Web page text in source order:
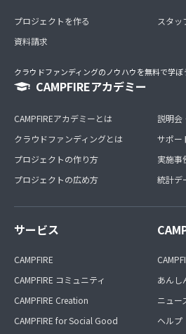
プロジェクトを作る
資料請求
スタッ
クラウドファンディングのノウハウを無料で学ぼ
CAMPFIREアカデミー
CAMPFIREアカデミーとは
クラウドファンディングとは
プロジェクトの作り方
プロジェクトの広め方
説明会
サポー
実施事
統計デ
サービス
CAMPFIRE
CAMPFIRE コミュニティ
CAMPFIRE Creation
CAMPFIRE for Social Good
あんし
ニュー
ヘルプ